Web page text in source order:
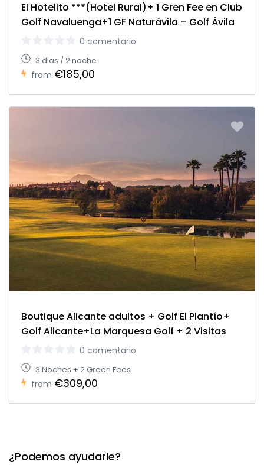
El Hotelito ***(Hotel Rural)+ 1 Gren Fee en Club
Golf Navaluenga+1 GF Naturávila – Golf Ávila
0 comentario
3 dias / 2 noche
from €185,00
Boutique Alicante adultos + Golf El Plantío+
Golf Alicante+La Marquesa Golf + 2 Visitas
0 comentario
3 Noches + 2 Green Fees
from €309,00
¿Podemos ayudarle?